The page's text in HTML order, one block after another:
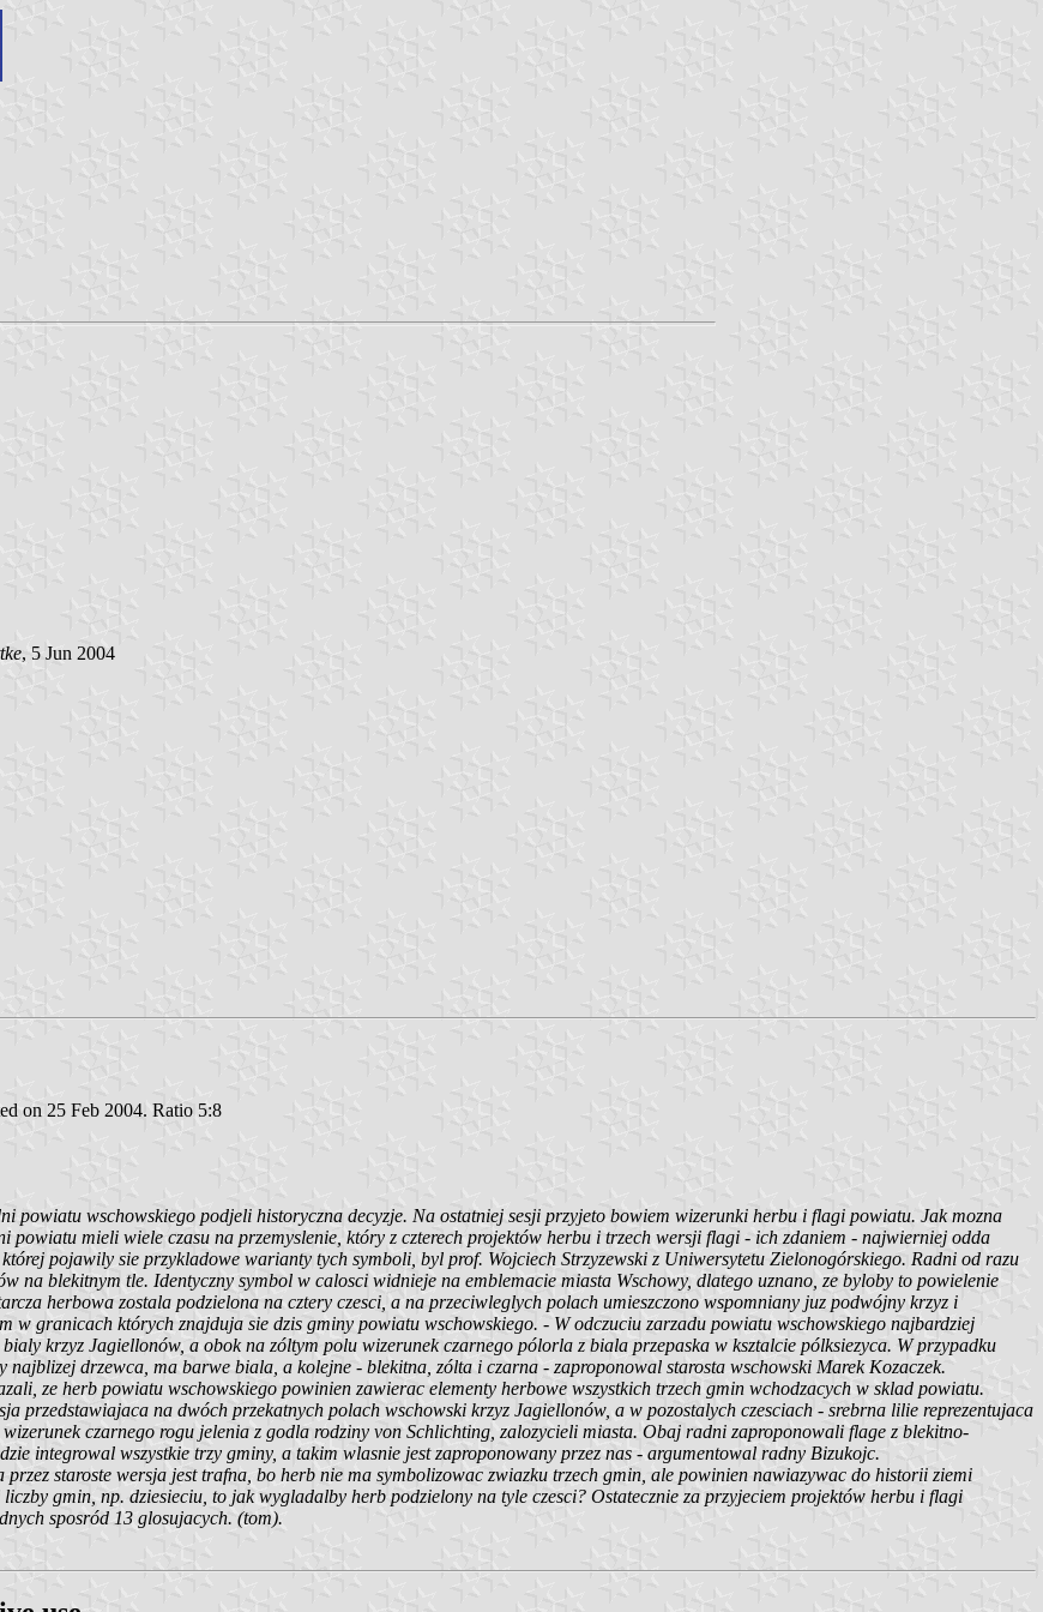
, 5 Jun 2004
on 25 Feb 2004. Ratio 5:8
powiatu wschowskiego podjeli historyczna decyzje. Na ostatniej sesji przyjeto bowiem wizerunki herbu i flagi powiatu. Jak mozna
powiatu mieli wiele czasu na przemyslenie, który z czterech projektów herbu i trzech wersji flagi - ich zdaniem - najwierniej odda
pojawily sie przykladowe warianty tych symboli, byl prof. Wojciech Strzyzewski z Uniwersytetu Zielonogórskiego. Radni od razu
na blekitnym tle. Identyczny symbol w calosci widnieje na emblemacie miasta Wschowy, dlatego uznano, ze byloby to powielenie
herbowa zostala podzielona na cztery czesci, a na przeciwleglych polach umieszczono wspomniany juz podwójny krzyz i
w granicach których znajduja sie dzis gminy powiatu wschowskiego. - W odczuciu zarzadu powiatu wschowskiego najbardziej
krzyz Jagiellonów, a obok na zóltym polu wizerunek czarnego pólorla z biala przepaska w ksztalcie pólksiezyca. W przypadku
drzewca, ma barwe biala, a kolejne - blekitna, zólta i czarna - zaproponowal starosta wschowski Marek Kozaczek.
ze herb powiatu wschowskiego powinien zawierac elementy herbowe wszystkich trzech gmin wchodzacych w sklad powiatu.
przedstawiajaca na dwóch przekatnych polach wschowski krzyz Jagiellonów, a w pozostalych czesciach - srebrna lilie reprezentujaca
czarnego rogu jelenia z godla rodziny von Schlichting, zalozycieli miasta. Obaj radni zaproponowali flage z blekitno-
integrowal wszystkie trzy gminy, a takim wlasnie jest zaproponowany przez nas - argumentowal radny Bizukojc.
staroste wersja jest trafna, bo herb nie ma symbolizowac zwiazku trzech gmin, ale powinien nawiazywac do historii ziemi
gmin, np. dziesieciu, to jak wygladalby herb podzielony na tyle czesci? Ostatecznie za przyjeciem projektów herbu i flagi
sposród 13 glosujacych. (tom).